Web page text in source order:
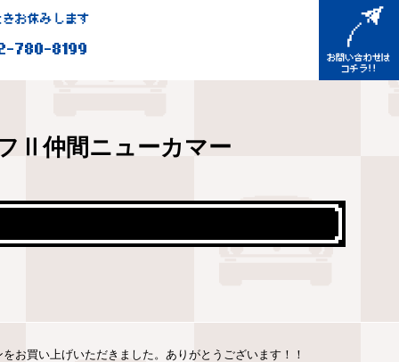
お休みします
780-8199
Ⅱ仲間ニューカマー
お買い上げいただきました。ありがとうございます！！